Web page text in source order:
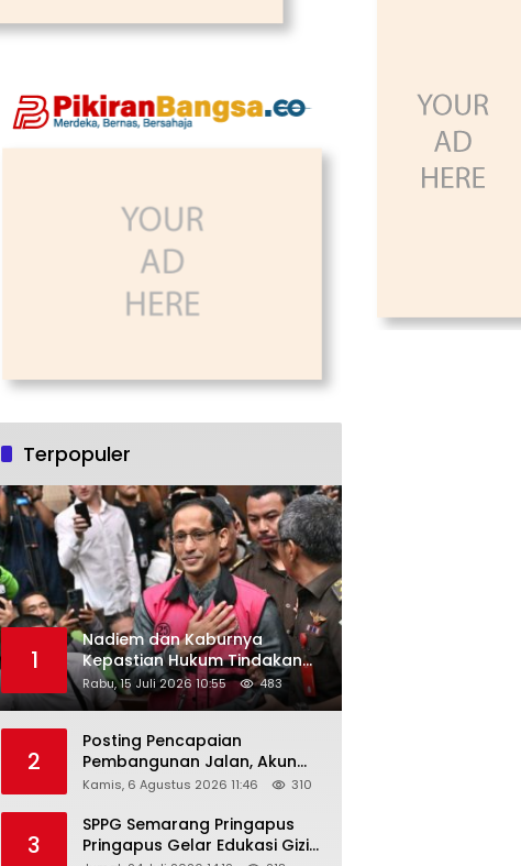
Terpopuler
1
Nadiem dan Kaburnya
Kepastian Hukum Tindakan
Pejabat Publik
Rabu, 15 Juli 2026 10:55 483
2
Posting Pencapaian
Pembangunan Jalan, Akun
Facebook Pemerintah
“Dirujak” Warganet
Kamis, 6 Agustus 2026 11:46 310
3
SPPG Semarang Pringapus
Pringapus Gelar Edukasi Gizi